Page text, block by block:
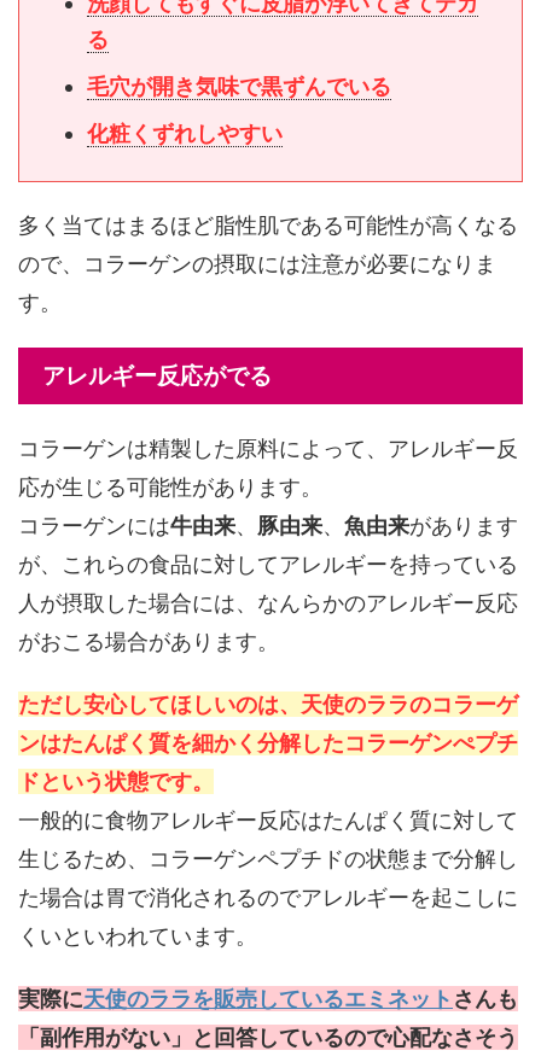
る
毛穴が開き気味で黒ずんでいる
化粧くずれしやすい
多く当てはまるほど脂性肌である可能性が高くなる
ので、コラーゲンの摂取には注意が必要になりま
す。
アレルギー反応がでる
コラーゲンは精製した原料によって、アレルギー反
応が生じる可能性があります。
コラーゲンには牛由来、 豚由来、 魚由来があります
が、これらの食品に対してアレルギーを持っている
人が摂取した場合には、なんらかのアレルギー反応
がおこる場合があります。
ただし安心してほしいのは、天使のララのコラーゲ
ンはたんぱく質を細かく分解したコラーゲンぺプチ
ドという状態です。
一般的に食物アレルギー反応はたんぱく質に対して
生じるため、コラーゲンペプチドの状態まで分解し
た場合は胃で消化されるのでアレルギーを起こしに
くいといわれています。
実際に天使のララを販売しているエミネット さんも
「副作用がない」と回答しているので心配なさそう